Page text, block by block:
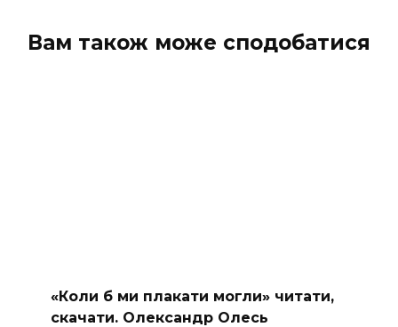
Вам також може сподобатися
«Коли б ми плакати могли» читати,
скачати. Олександр Олесь